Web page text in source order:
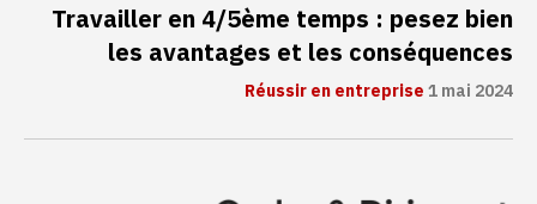
Travailler en 4/5ème temps : pesez bien
les avantages et les conséquences
Réussir en entreprise1 mai 2024